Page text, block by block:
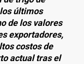
últimos
de los valores
exportadores,
costos de
actual tras el